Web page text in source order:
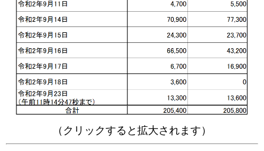
（クリックすると拡大されます）